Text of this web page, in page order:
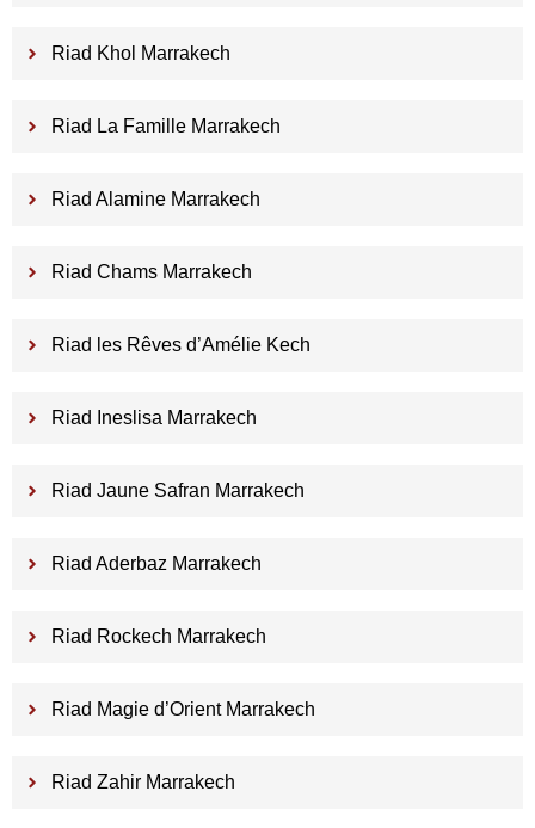
Riad Khol Marrakech
Riad La Famille Marrakech
Riad Alamine Marrakech
Riad Chams Marrakech
Riad les Rêves d’Amélie Kech
Riad Ineslisa Marrakech
Riad Jaune Safran Marrakech
Riad Aderbaz Marrakech
Riad Rockech Marrakech
Riad Magie d’Orient Marrakech
Riad Zahir Marrakech